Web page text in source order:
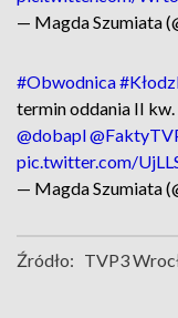
— Magda Szumiata
#Obwodnica
termin oddania II kw.
@dobapl
pic.twitter.com/
— Magda Szumiata
Źródło: TVP3